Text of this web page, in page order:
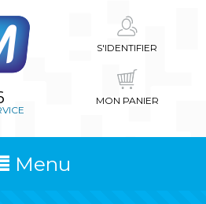
S'IDENTIFIER
MON PANIER
Menu